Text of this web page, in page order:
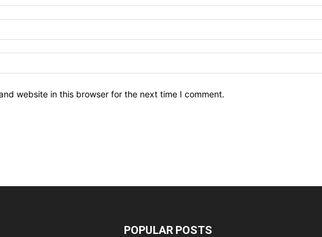
website in this browser for the next time I comment.
POPULAR POSTS